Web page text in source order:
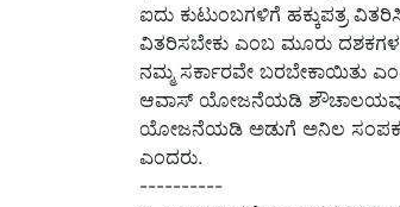
ಐದು ಕುಟುಂಬಗಳಿಗೆ ಹಕ್ಕುಪತ್ರ
ವಿತರಿಸಬೇಕು ಎಂಬ ಮೂರು ದಶಕಗಳ
ನಮ್ಮ ಸರ್ಕಾರವೇ ಬರಬೇಕಾಯಿತು
ಆವಾಸ್ ಯೋಜನೆಯಡಿ ಶೌಚಾಲಯವುಳ್ಳ
ಯೋಜನೆಯಡಿ ಅಡುಗೆ ಅನಿಲ ಸಂಪರ್ಕ
ಎಂದರು.
----------